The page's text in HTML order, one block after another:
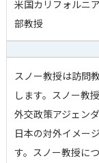
米国カリフォルニ
部教授
スノー教授は訪問
します。スノー教
外交政策アジェン
日本の対外イメー
す。スノー教授に